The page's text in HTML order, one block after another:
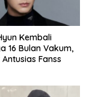
Kembali
16 Bulan Vakum,
Fanss